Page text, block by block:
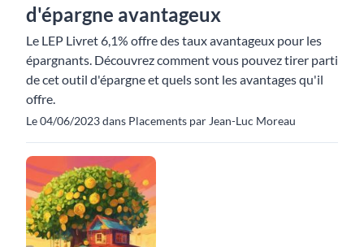
d'épargne avantageux
Le LEP Livret 6,1% offre des taux avantageux pour les
épargnants. Découvrez comment vous pouvez tirer parti
de cet outil d'épargne et quels sont les avantages qu'il
offre.
Le 04/06/2023 dans Placements par Jean-Luc Moreau